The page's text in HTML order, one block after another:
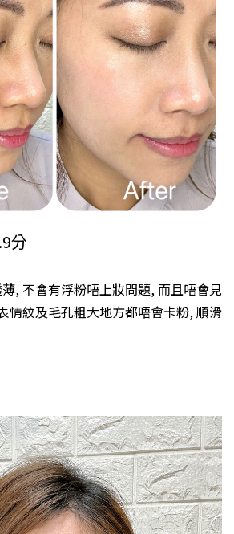
分
, 不會有浮粉唔上妝問題, 而且唔會見
情紋及毛孔粗大地方都唔會卡粉, 順滑